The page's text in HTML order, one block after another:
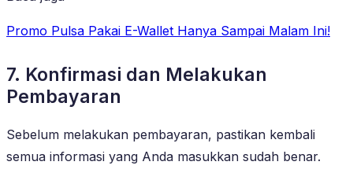
Promo Pulsa Pakai E-Wallet Hanya Sampai Malam Ini!
7. Konfirmasi dan Melakukan
Pembayaran
Sebelum melakukan pembayaran, pastikan kembali
semua informasi yang Anda masukkan sudah benar.